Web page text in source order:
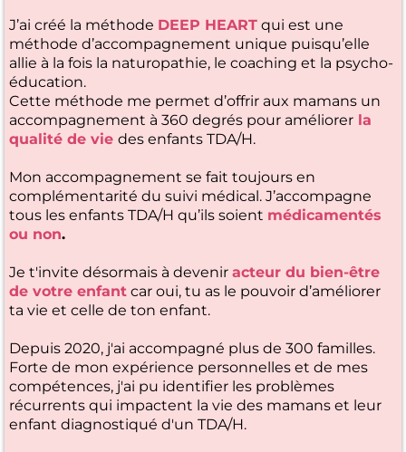
J’ai créé la méthode DEEP HEART qui est une
méthode d’accompagnement unique puisqu’elle
allie à la fois la naturopathie, le coaching et la psycho-
éducation.
Cette méthode me permet d’offrir aux mamans un
accompagnement à 360 degrés pour améliorer la
qualité de vie des enfants TDA/H.
Mon accompagnement se fait toujours en
complémentarité du suivi médical. J’accompagne
tous les enfants TDA/H qu’ils soient médicamentés
ou non.
Je t'invite désormais à devenir acteur du bien-être
de votre enfant car oui, tu as le pouvoir d’améliorer
ta vie et celle de ton enfant.
Depuis 2020, j'ai accompagné plus de 300 familles.
Forte de mon expérience personnelles et de mes
compétences, j'ai pu identifier les problèmes
récurrents qui impactent la vie des mamans et leur
enfant diagnostiqué d'un TDA/H.